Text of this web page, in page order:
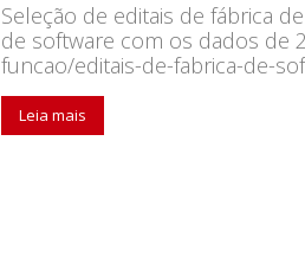
Seleção de editais de fábrica
de software com os dados de
funcao/editais-de-fabrica-de-
Leia mais